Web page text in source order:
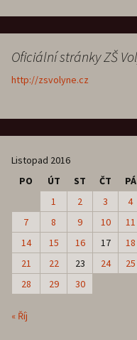
Oficiální stránky ZŠ
http://zsvolyne.cz
Listopad 2016
PO
ÚT ST ČT PÁ
1
2 3 4
7
8 9 10 11
14
15 16 17 18
21
22 23 24 25
28
29 30
« Říj